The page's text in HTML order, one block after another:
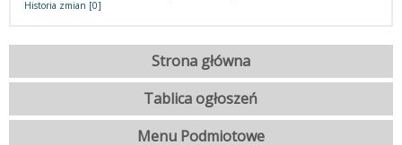
Historia zmian [0]
Strona główna
Tablica ogłoszeń
Menu Podmiotowe